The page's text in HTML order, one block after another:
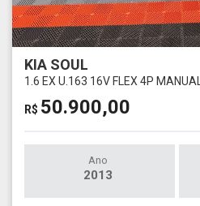
KIA SOUL
1.6 EX U.163 16V FLEX 4P MANUAL
R$ 50.900,00
Ano
2013